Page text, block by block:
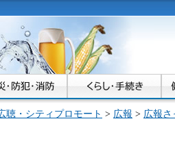
聴・シティプロモート > 広報 > 広報さ